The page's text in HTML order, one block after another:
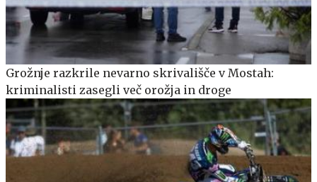
Grožnje razkrile nevarno skrivališče v Mostah:
kriminalisti zasegli več orožja in droge